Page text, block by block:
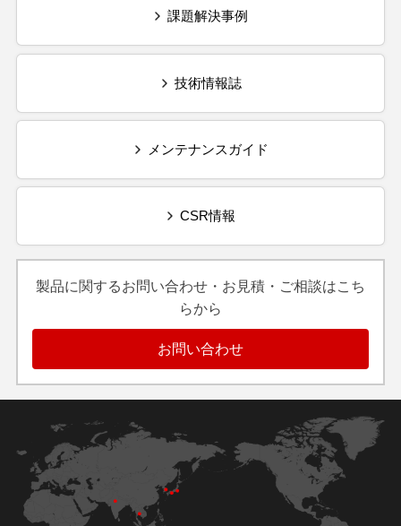
課題解決事例
技術情報誌
メンテナンスガイド
CSR情報
製品に関するお問い合わせ・お見積・ご相談はこち
らから
お問い合わせ